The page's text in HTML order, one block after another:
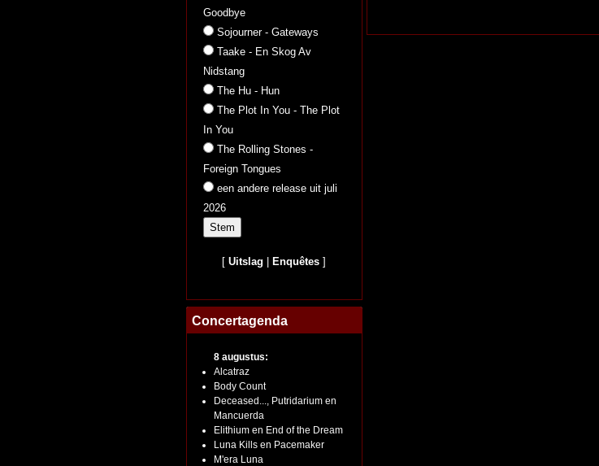
Goodbye
Sojourner - Gateways
Taake - En Skog Av
Nidstang
The Hu - Hun
The Plot In You - The Plot
In You
The Rolling Stones -
Foreign Tongues
een andere release uit juli
2026
[Uitslag Enquêtes ]
Concertagenda
8 augustus:
Alcatraz
Body Count
Deceased..., Putridarium en
Mancuerda
Elithium en End of the Dream
Luna Kills en Pacemaker
M'era Luna